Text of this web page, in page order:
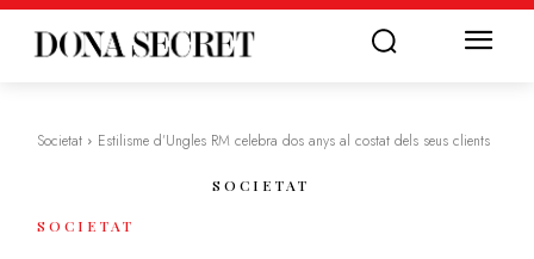
Societat Estilisme d’Ungles RM celebra dos anys al costat dels seus clients
SOCIETAT
SOCIETAT